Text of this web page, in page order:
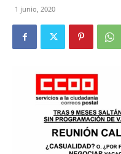
1 junio, 2020